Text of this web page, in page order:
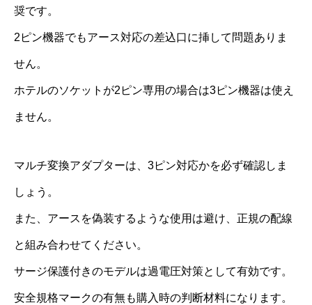
奨です。
2ピン機器でもアース対応の差込口に挿して問題ありま
せん。
ホテルのソケットが2ピン専用の場合は3ピン機器は使え
ません。
マルチ変換アダプターは、3ピン対応かを必ず確認しま
しょう。
また、アースを偽装するような使用は避け、正規の配線
と組み合わせてください。
サージ保護付きのモデルは過電圧対策として有効です。
安全規格マークの有無も購入時の判断材料になります。